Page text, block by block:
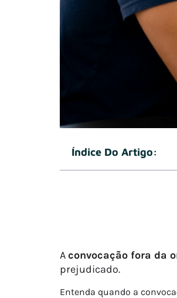
Índice Do Artigo:
Aconvocação fora da
prejudicado.
Entenda quando a